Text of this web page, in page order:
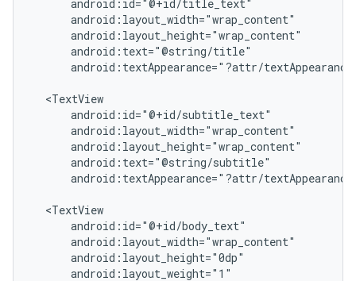
android:textAppearance="?attr/
android:textAppearance="?attr/